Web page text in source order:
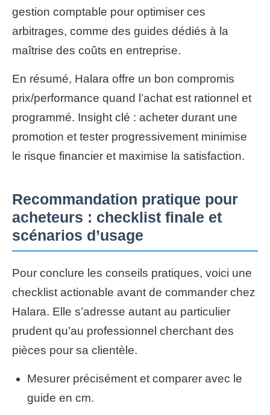
gestion comptable pour optimiser ces
arbitrages, comme des guides dédiés à la
maîtrise des coûts en entreprise.
En résumé, Halara offre un bon compromis
prix/performance quand l’achat est rationnel et
programmé. Insight clé : acheter durant une
promotion et tester progressivement minimise
le risque financier et maximise la satisfaction.
Recommandation pratique pour
acheteurs : checklist finale et
scénarios d’usage
Pour conclure les conseils pratiques, voici une
checklist actionable avant de commander chez
Halara. Elle s’adresse autant au particulier
prudent qu’au professionnel cherchant des
pièces pour sa clientèle.
Mesurer précisément et comparer avec le
guide en cm.